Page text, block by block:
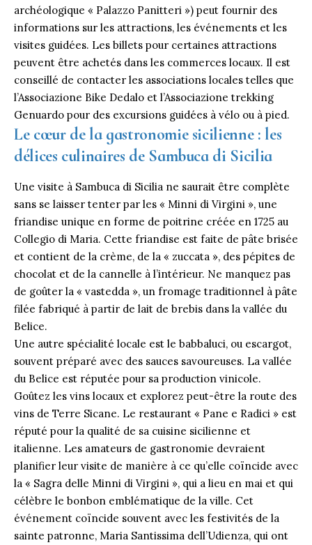
archéologique « Palazzo Panitteri ») peut fournir des
informations sur les attractions, les événements et les
visites guidées. Les billets pour certaines attractions
peuvent être achetés dans les commerces locaux. Il est
conseillé de contacter les associations locales telles que
l’Associazione Bike Dedalo et l’Associazione trekking
Genuardo pour des excursions guidées à vélo ou à pied.
Le cœur de la gastronomie sicilienne : les
délices culinaires de Sambuca di Sicilia
Une visite à Sambuca di Sicilia ne saurait être complète
sans se laisser tenter par les « Minni di Virgini », une
friandise unique en forme de poitrine créée en 1725 au
Collegio di Maria. Cette friandise est faite de pâte brisée
et contient de la crème, de la « zuccata », des pépites de
chocolat et de la cannelle à l’intérieur. Ne manquez pas
de goûter la « vastedda », un fromage traditionnel à pâte
filée fabriqué à partir de lait de brebis dans la vallée du
Belice.
Une autre spécialité locale est le babbaluci, ou escargot,
souvent préparé avec des sauces savoureuses. La vallée
du Belice est réputée pour sa production vinicole.
Goûtez les vins locaux et explorez peut-être la route des
vins de Terre Sicane. Le restaurant « Pane e Radici » est
réputé pour la qualité de sa cuisine sicilienne et
italienne. Les amateurs de gastronomie devraient
planifier leur visite de manière à ce qu’elle coïncide avec
la « Sagra delle Minni di Virgini », qui a lieu en mai et qui
célèbre le bonbon emblématique de la ville. Cet
événement coïncide souvent avec les festivités de la
sainte patronne, Maria Santissima dell’Udienza, qui ont